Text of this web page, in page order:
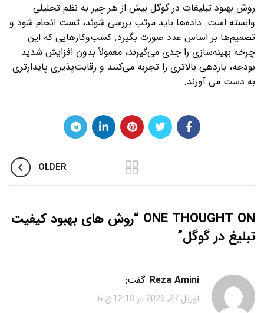
روش بهبود تبلیغات در گوگل بیش از هر چیز به نظم تحلیلی
وابسته است. داده‌ها باید مرتب بررسی شوند، تست انجام شود و
تصمیم‌ها بر اساس عدد صورت بگیرد. کسب‌وکارهایی که این
چرخه بهینه‌سازی را جدی می‌گیرند، معمولاً بدون افزایش شدید
بودجه، بازدهی بالاتری را تجربه می‌کنند و رقابت‌پذیری پایدارتری
به دست می‌ آورند.
OLDER
ONE THOUGHT ON “ روش های بهبود کیفیت
تبلیغ در گوگل”
Reza Amini گفت:
آوریل 27, 2026 در 12:18 ق.ظ